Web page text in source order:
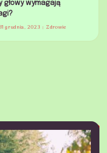
głowy wymagają
grudnia, 2023 Zdrowie